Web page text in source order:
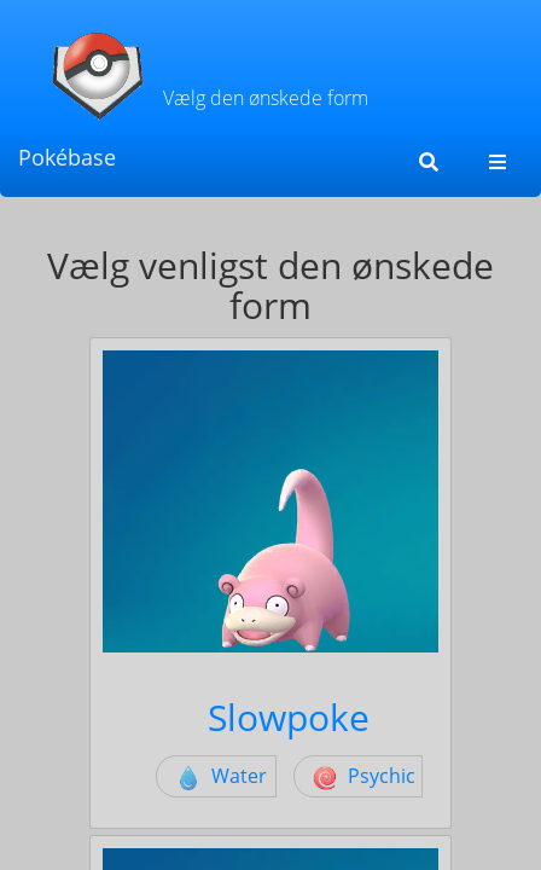
Vælg den ønskede form
Pokébase
Vælg venligst den ønskede
form
Slowpoke
Water Psychic